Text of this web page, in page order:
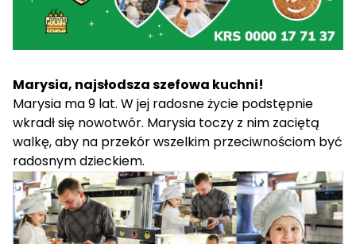
Marysia, najsłodsza szefowa kuchni!
Marysia ma 9 lat. W jej radosne życie podstępnie
wkradł się nowotwór. Marysia toczy z nim zaciętą
walkę, aby na przekór wszelkim przeciwnościom być
radosnym dzieckiem.